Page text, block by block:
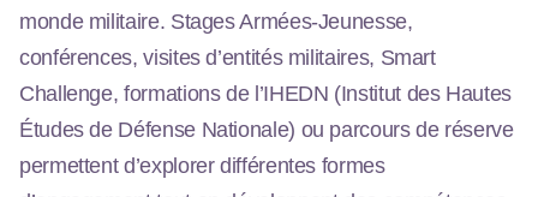
monde militaire. Stages Armées-Jeunesse,
conférences, visites d’entités militaires, Smart
Challenge, formations de l’IHEDN (Institut des Hautes
Études de Défense Nationale) ou parcours de réserve
permettent d’explorer différentes formes